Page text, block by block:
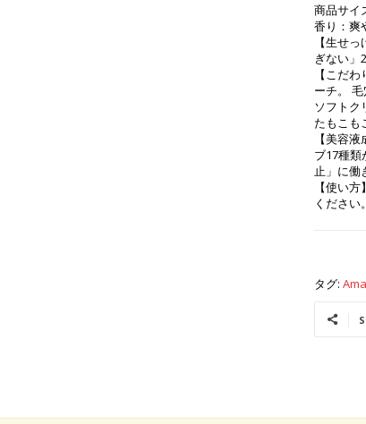
商品サイ
香り：爽
【生せ
ぎない」
【こだ
ーチ。
ソフトク
たもこ
【美容
ブ17種
止」に働
【使い
くださ
タグ: